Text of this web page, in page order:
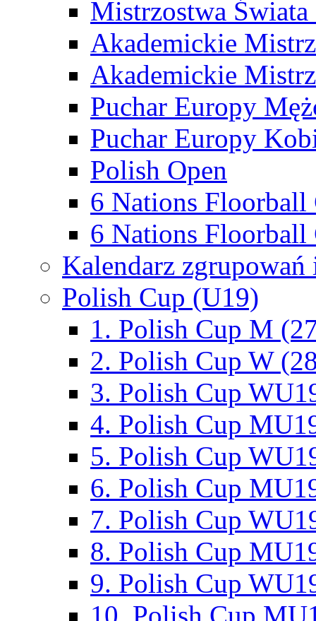
Mistrzostwa
Akademickie
Akademickie
Puchar Europy
Puchar Europy
Polish Open
6 Nations Floorball
6 Nations Floorball
Kalendarz
Polish Cup (U19)
1. Polish Cup M
2. Polish Cup W
3. Polish Cup
4. Polish Cup
5. Polish Cup
6. Polish Cup
7. Polish Cup
8. Polish Cup
9. Polish Cup
10. Polish Cup